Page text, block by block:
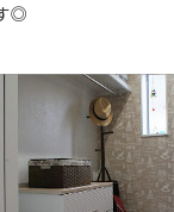
◎